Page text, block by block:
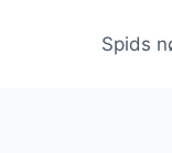
Spids